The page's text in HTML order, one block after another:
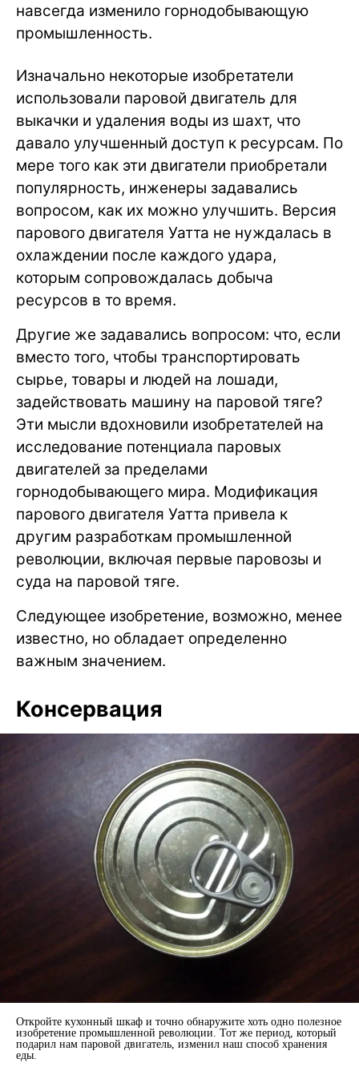
навсегда изменило горнодобывающую
промышленность.
Изначально некоторые изобретатели
использовали паровой двигатель для
выкачки и удаления воды из шахт, что
давало улучшенный доступ к ресурсам. По
мере того как эти двигатели приобретали
популярность, инженеры задавались
вопросом, как их можно улучшить. Версия
парового двигателя Уатта не нуждалась в
охлаждении после каждого удара,
которым сопровождалась добыча
ресурсов в то время.
Другие же задавались вопросом: что, если
вместо того, чтобы транспортировать
сырье, товары и людей на лошади,
задействовать машину на паровой тяге?
Эти мысли вдохновили изобретателей на
исследование потенциала паровых
двигателей за пределами
горнодобывающего мира. Модификация
парового двигателя Уатта привела к
другим разработкам промышленной
революции, включая первые паровозы и
суда на паровой тяге.
Следующее изобретение, возможно, менее
известно, но обладает определенно
важным значением.
Консервация
Откройте кухонный шкаф и точно обнаружите хоть одно полезное
изобретение промышленной революции. Тот же период, который
подарил нам паровой двигатель, изменил наш способ хранения
еды.